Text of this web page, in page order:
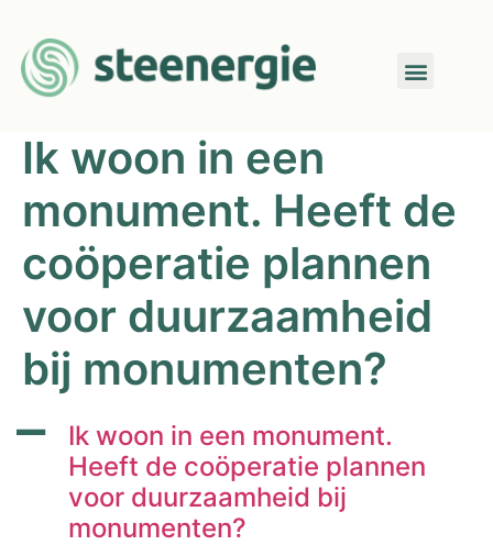
Ik woon in een
monument. Heeft de
coöperatie plannen
voor duurzaamheid
bij monumenten?
A
Ik woon in een monument.
Heeft de coöperatie plannen
voor duurzaamheid bij
monumenten?